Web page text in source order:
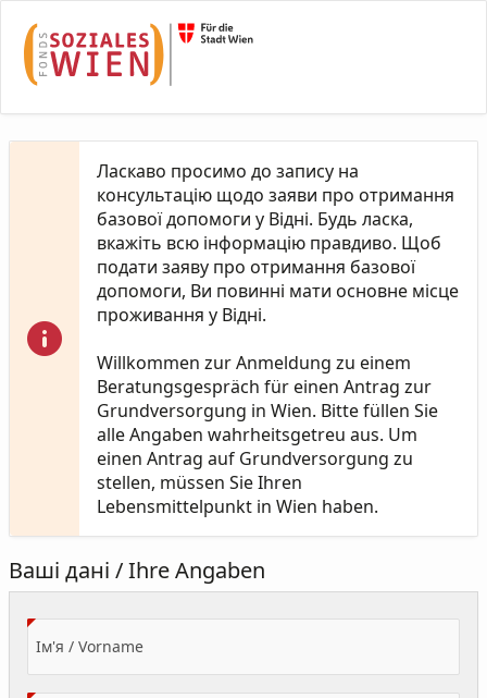
Ласкаво просимо до запису на
консультацію щодо заяви про отримання
базової допомоги у Відні. Будь ласка,
вкажіть всю інформацію правдиво. Щоб
подати заяву про отримання базової
допомоги, Ви повинні мати основне місце
проживання у Відні.
Willkommen zur Anmeldung zu einem
Beratungsgespräch für einen Antrag zur
Grundversorgung in Wien. Bitte füllen Sie
alle Angaben wahrheitsgetreu aus. Um
einen Antrag auf Grundversorgung zu
stellen, müssen Sie Ihren
Lebensmittelpunkt in Wien haben.
Ваші дані / Ihre Angaben
Ім'я / Vorname(Value Required)